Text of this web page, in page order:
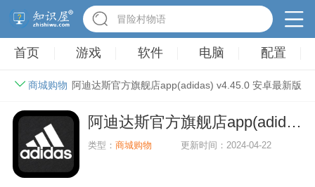
冒险村物语
首页 游戏 软件 电脑 配置
商城购物 阿迪达斯官方旗舰店app(adidas) v4.45.0 安卓最新版
阿迪达斯官方旗舰店app(adidas) v4.45.0 安卓最新版
类型：商城购物 更新时间：2024-04-22